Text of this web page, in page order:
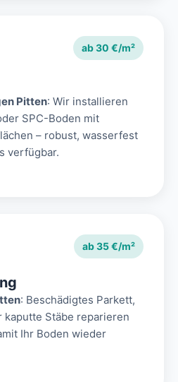
ab 30 €/m²
Pitten: Wir installieren
SPC-Boden mit
– robust, wasserfest
verfügbar.
ab 35 €/m²
: Beschädigtes Parkett,
kaputte Stäbe reparieren
Ihr Boden wieder